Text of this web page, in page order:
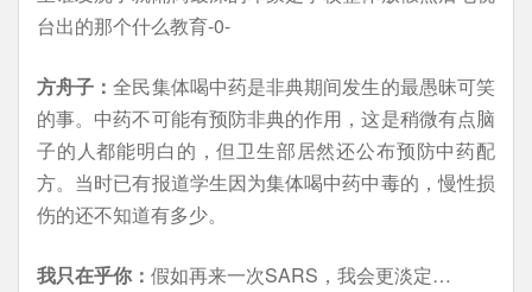
台出的那个什么教育-0-
方舟子：全民集体喝中药是非典期间发生的最愚昧可笑
的事。中药不可能有预防非典的作用，这是稍微有点脑
子的人都能明白的，但卫生部居然还公布预防中药配
方。当时已有报道学生因为集体喝中药中毒的，慢性损
伤的还不知道有多少。
我只在乎你： 假如再来一次SARS，我会更淡定…